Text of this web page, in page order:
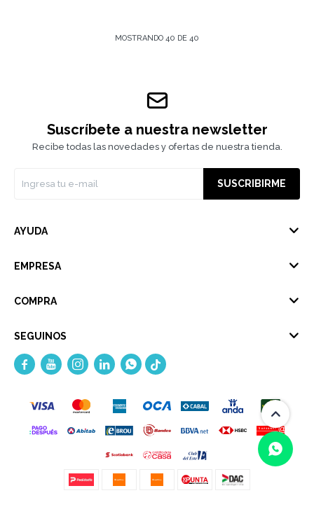
MOSTRANDO 40 DE 40
Suscríbete a nuestra newsletter
Recibe todas las novedades y ofertas de nuestra tienda.
SUSCRIBIRME
AYUDA
EMPRESA
COMPRA
SEGUINOS
    